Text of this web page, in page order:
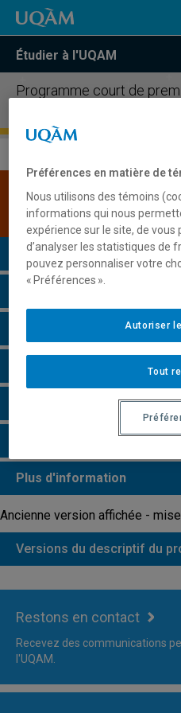
Étudier à l'UQAM
Programme court de
Une version plus
disponible.Cliquez
Présentation du
Cours à suivre et horaires
Remarques et règlements
Faire une demande
Plus d'information
Ancienne version affichée -
Versions du descriptif du
Restons en contact
Recevez des communications
l'UQAM.
Préférences en matière de
Nous utilisons des témoins
informations qui nous
expérience sur le site, de
d’analyser les statistiques de
pouvez personnaliser votre
« Préférences ».
Tout
Autoriser